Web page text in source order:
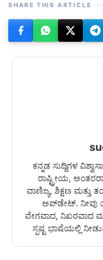
SHARE THIS ARTICLE
ಕನ್ನಡ ಸುದ್ದಿಗಳ
ರಾಷ್ಟ್ರೀಯ,
ವಾಣಿಜ್ಯ, ಶಿಕ್ಷಣ ಮತ್ತು
ಅಪ್‌ಡೇಟ್. ನೀವು
ವೇಗವಾದ, ನಿಖರವಾದ
ಸ್ಪಷ್ಟ ಭಾಷೆಯಲ್ಲಿ